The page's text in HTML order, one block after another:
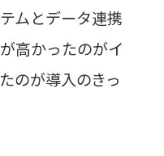
ムとデータ連携
高かったのがイ
のが導入のきっ